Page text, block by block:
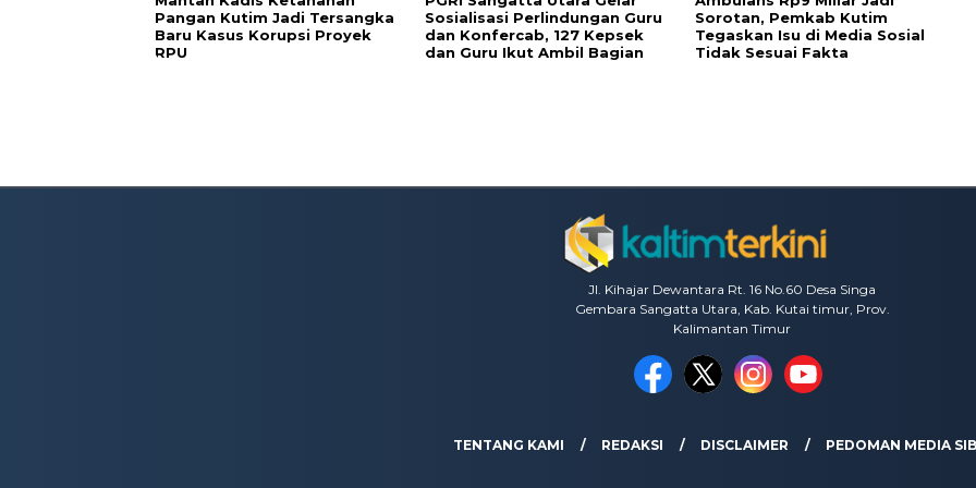
Pangan Kutim Jadi Tersangka
Baru Kasus Korupsi Proyek
RPU
Sosialisasi Perlindungan Guru
dan Konfercab, 127 Kepsek
dan Guru Ikut Ambil Bagian
Sorotan, Pemkab Kutim
Tegaskan Isu di Media Sosial
Tidak Sesuai Fakta
Jl. Kihajar Dewantara Rt. 16 No.60 Desa Singa
Gembara Sangatta Utara, Kab. Kutai timur, Prov.
Kalimantan Timur
TENTANG KAMI REDAKSI DISCLAIMER PEDOMAN MEDIA